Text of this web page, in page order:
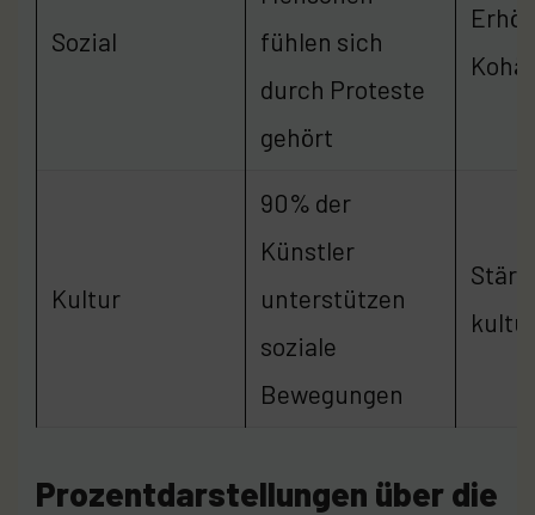
Sozial
fühlen sich
durch Proteste
gehört
Kultur
90% der
Künstler
unterstützen
soziale
Bewegungen
Prozentdarstellungen über die